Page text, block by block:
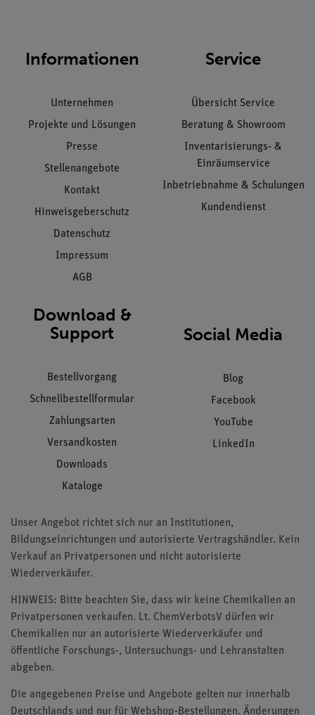
Informationen
Unternehmen
Projekte und Lösungen
Presse
Stellenangebote
Kontakt
Hinweisgeberschutz
Datenschutz
Impressum
AGB
Service
Übersicht Service
Beratung & Showroom
Inventarisierungs- &
Einräumservice
Inbetriebnahme & Schulungen
Kundendienst
Download &
Support
Bestellvorgang
Schnellbestellformular
Zahlungsarten
Versandkosten
Downloads
Kataloge
Social Media
Blog
Facebook
YouTube
LinkedIn
Unser Angebot richtet sich nur an Institutionen,
Bildungseinrichtungen und autorisierte Vertragshändler. Kein
Verkauf an Privatpersonen und nicht autorisierte
Wiederverkäufer.
HINWEIS: Bitte beachten Sie, dass wir keine Chemikalien an
Privatpersonen verkaufen. Lt. ChemVerbotsV dürfen wir
Chemikalien nur an autorisierte Wiederverkäufer und
öffentliche Forschungs-, Untersuchungs- und Lehranstalten
abgeben.
Die angegebenen Preise und Angebote gelten nur innerhalb
Deutschlands und nur für Webshop-Bestellungen. Änderungen